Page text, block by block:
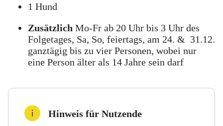
1 Hund
Zusätzlich Mo-Fr ab 20 Uhr bis 3 Uhr des
Folgetages, Sa, So, feiertags, am 24. & 31.12.
ganztägig bis zu vier Personen, wobei nur
eine Person älter als 14 Jahre sein darf
Hinweis für Nutzende